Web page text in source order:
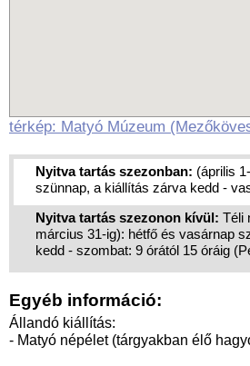
térkép: Matyó Múzeum
Nyitva tartás szezonban: (április
szünnap, a kiállítás zárva kedd -
Nyitva tartás szezonon kívül: Téli
március 31-ig): hétfő és vasárnap
kedd - szombat: 9 órától 15 óráig
Egyéb információ:
Állandó kiállítás:
- Matyó népélet (tárgyakban élő